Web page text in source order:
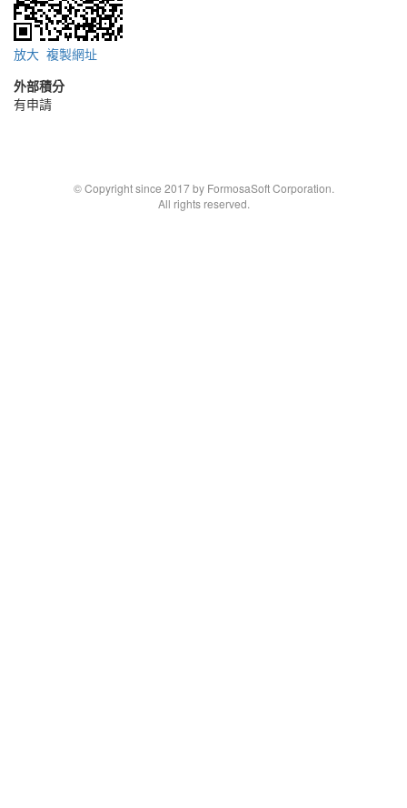
放大 複製網址
外部積分
有申請
© Copyright since 2017 by FormosaSoft Corporation.
All rights reserved.